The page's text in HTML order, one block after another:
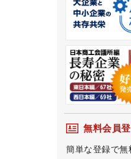
無料会員
簡単な登録で無